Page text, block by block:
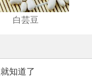
白芸豆
知道了